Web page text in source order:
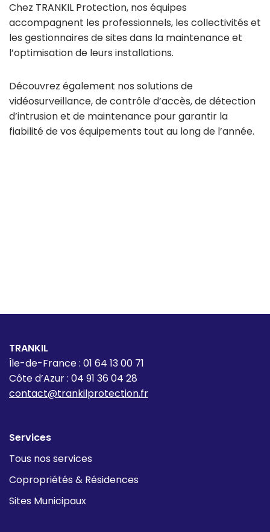
Chez TRANKIL Protection, nos équipes
accompagnent les professionnels, les collectivités et
les gestionnaires de sites dans la maintenance et
l’optimisation de leurs installations.
Découvrez également nos solutions de
vidéosurveillance, de contrôle d’accès, de détection
d’intrusion et de maintenance pour garantir la
fiabilité de vos équipements tout au long de l’année.
TRANKIL
Île-de-France : 01 64 13 00 71
Côte d’Azur : 04 91 36 04 28
contact@trankilprotection.fr
Services
Tous nos services
Copropriétés & Résidences
Sites Municipaux